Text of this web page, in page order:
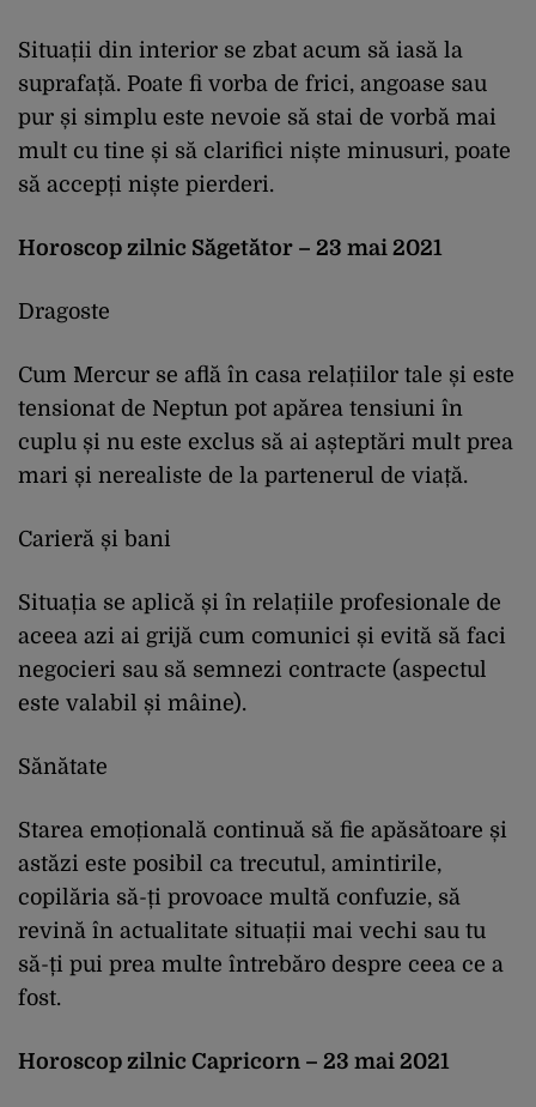
Situații din interior se zbat acum să iasă la
suprafață. Poate fi vorba de frici, angoase sau
pur și simplu este nevoie să stai de vorbă mai
mult cu tine și să clarifici niște minusuri, poate
să accepți niște pierderi.
Horoscop zilnic Săgetător – 23 mai 2021
Dragoste
Cum Mercur se află în casa relațiilor tale și este
tensionat de Neptun pot apărea tensiuni în
cuplu și nu este exclus să ai așteptări mult prea
mari și nerealiste de la partenerul de viață.
Carieră și bani
Situația se aplică și în relațiile profesionale de
aceea azi ai grijă cum comunici și evită să faci
negocieri sau să semnezi contracte (aspectul
este valabil și mâine).
Sănătate
Starea emoțională continuă să fie apăsătoare și
astăzi este posibil ca trecutul, amintirile,
copilăria să-ți provoace multă confuzie, să
revină în actualitate situații mai vechi sau tu
să-ți pui prea multe întrebăro despre ceea ce a
fost.
Horoscop zilnic Capricorn – 23 mai 2021